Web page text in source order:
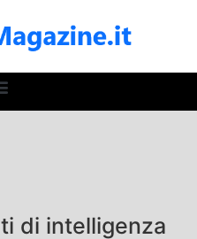
di intelligenza